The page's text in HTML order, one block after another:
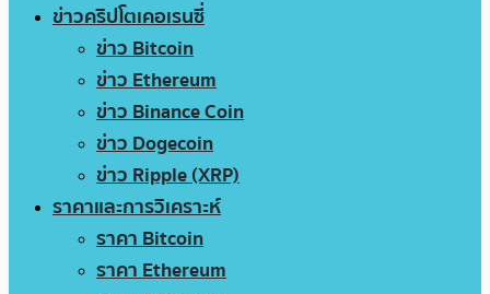
ข่าวคริปโตเคอเรนซี่
ข่าว Bitcoin
ข่าว Ethereum
ข่าว Binance Coin
ข่าว Dogecoin
ข่าว Ripple (XRP)
ราคาและการวิเคราะห์
ราคา Bitcoin
ราคา Ethereum